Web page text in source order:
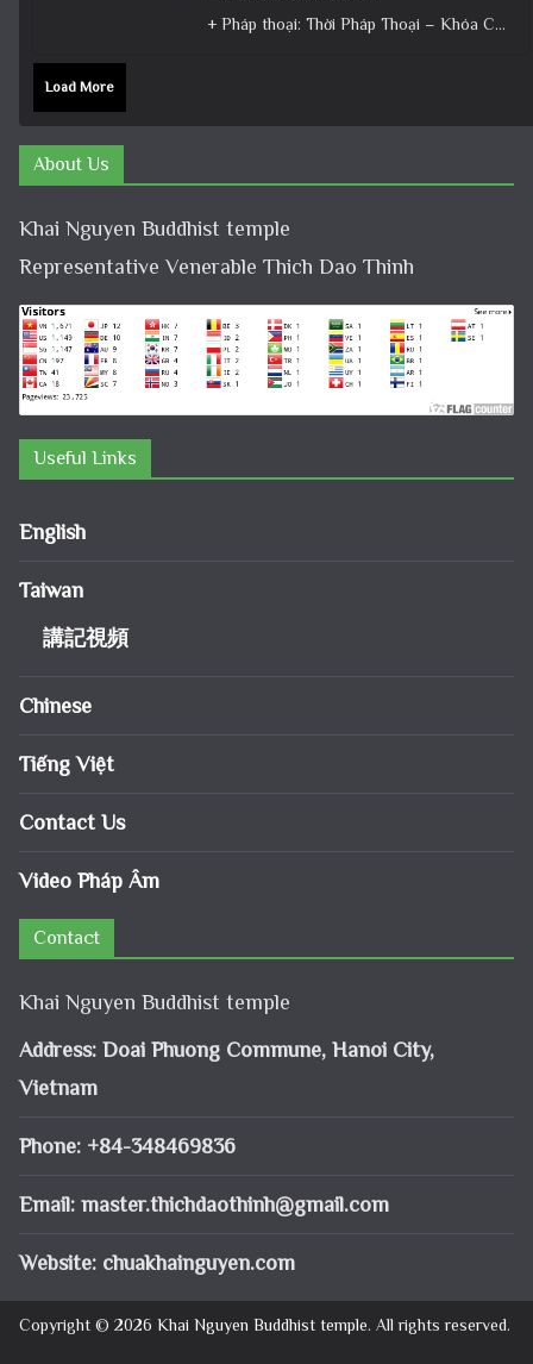
+ Pháp thoại: Thời Pháp Thoại – Khóa Chuyên Tu Ngày 23/11/2025 – TT Thích Đạo Thịnh + Album: Pháp
Load More
About Us
Khai Nguyen Buddhist temple
Representative Venerable Thich Dao Thinh
Useful Links
English
Taiwan
講記視頻
Chinese
Tiếng Việt
Contact Us
Video Pháp Âm
Contact
Khai Nguyen Buddhist temple
Address: Doai Phuong Commune, Hanoi City,
Vietnam
Phone: +84-348469836
Email: master.thichdaothinh@gmail.com
Website: chuakhainguyen.com
Copyright © 2026 Khai Nguyen Buddhist temple. All rights reserved.